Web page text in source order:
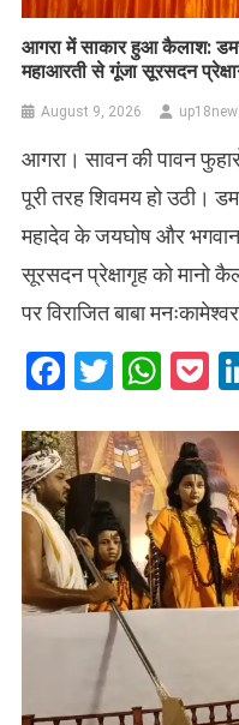
आगरा में साकार हुआ कैलाश:
महाआरती से गूंजा सूरसदन
August 9, 2026
आगरा। सावन की पावन
पूरी तरह शिवमय हो उठी।
महादेव के जयघोष और
सूरसदन प्रेक्षागृह को मानो
पर विराजित बाबा
Facebook
Twitter